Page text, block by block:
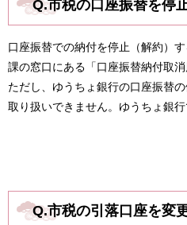
Q.市税の口座振替を停
口座振替での納付を停止（解約）
課の窓口にある「口座振替納付取消
ただし、ゆうちょ銀行の口座振替
取り扱いできません。ゆうちょ銀
Q.市税の引落口座を変